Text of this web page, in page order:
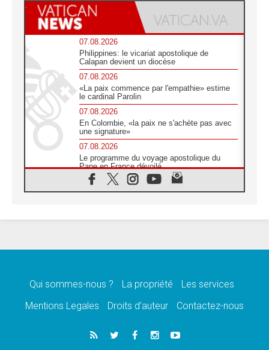
07.08.2026
Philippines: le vicariat apostolique de
Calapan devient un diocèse
07.08.2026
«La paix commence par l'empathie» estime
le cardinal Parolin
07.08.2026
En Colombie, «la paix ne s'achète pas avec
une signature»
07.08.2026
Le programme du voyage apostolique du
Pape en France dévoilé
07.08.2026
1ère Conférence continentale sur l'éducation
07.08.2026
07.08.2026
lancement des «dix jours de prière pour la
06.08.2026
Préparatifs des JMJ 2027 à Séoul: «c'est
Qui sommes-nous ? La propriété
Les services
Mentions Legales
Droits d’auteur Contactez-nous